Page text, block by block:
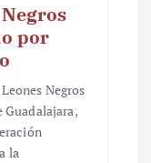
por
Negros
la